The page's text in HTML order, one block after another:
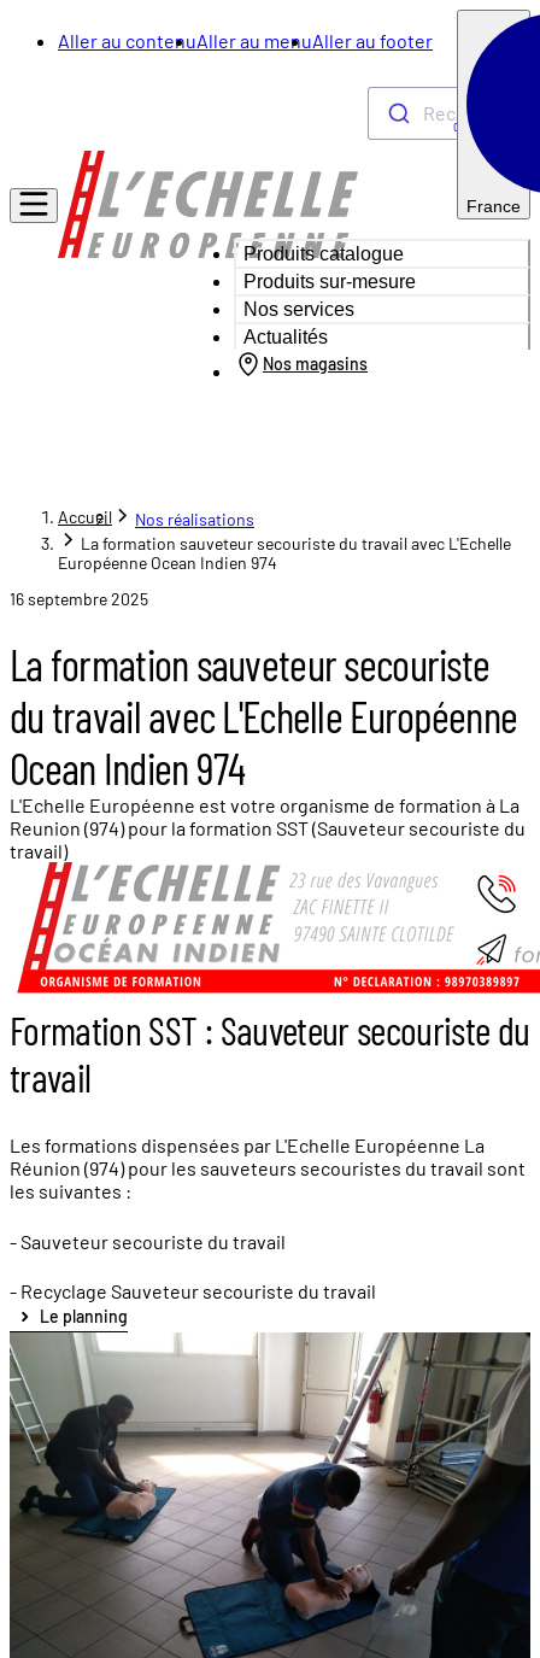
Aller au contenuAller au menuAller au footer
Rechercher
0
France
Produits catalogue
Produits sur-mesure
Nos services
Actualités
Nos magasins
Accueil
Nos réalisations
La formation sauveteur secouriste du travail avec L'Echelle
Européenne Ocean Indien 974
16 septembre 2025
La formation sauveteur secouriste
du travail avec L'Echelle Européenne
Ocean Indien 974
L'Echelle Européenne est votre organisme de formation à La
Reunion (974) pour la formation SST (Sauveteur secouriste du
travail)
Formation SST : Sauveteur secouriste du
travail
Les formations dispensées par L'Echelle Européenne La
Réunion (974) pour les sauveteurs secouristes du travail sont
les suivantes :
- Sauveteur secouriste du travail
- Recyclage Sauveteur secouriste du travail
Le planning